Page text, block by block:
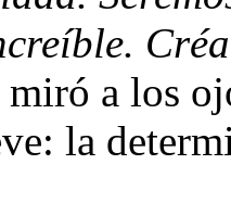
a los
la